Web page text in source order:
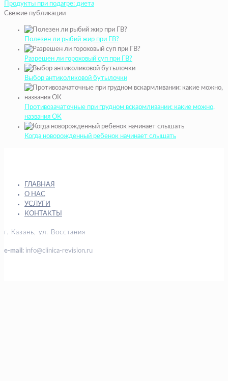
Продукты при подагре: диета
Свежие публикации
Полезен ли рыбий жир при ГВ?
Разрешен ли гороховый суп при ГВ?
Выбор антиколиковой бутылочки
Противозачаточные при грудном вскармливании: какие можно,
названия ОК
Когда новорожденный ребенок начинает слышать
ГЛАВНАЯ
О НАС
УСЛУГИ
КОНТАКТЫ
г. Казань, ул. Восстания
e-mail: info@clinica-revision.ru